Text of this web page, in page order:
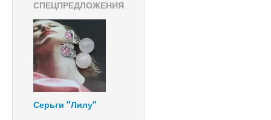
СПЕЦПРЕДЛОЖЕНИЯ
Серьги "Лилу"